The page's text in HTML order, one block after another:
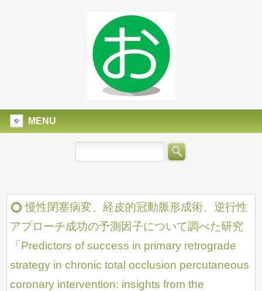
MENU
慢性閉塞病変、経皮的冠動脈形成術、逆行性
アプローチ成功の予測因子について調べた研究
「Predictors of success in primary retrograde
strategy in chronic total occlusion percutaneous
coronary intervention: insights from the